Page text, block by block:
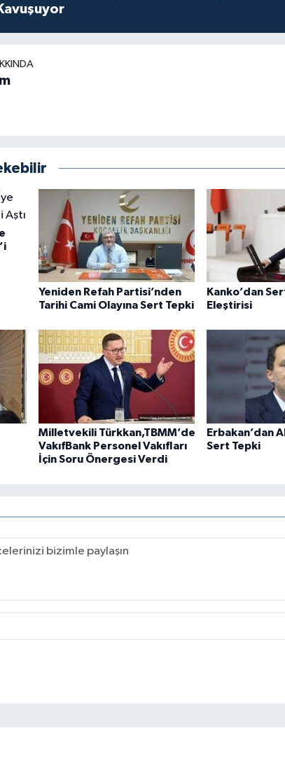
Yeniden Refah Partisi’nden
Tarihi Cami Olayına Sert Tepki
Kanko’dan
Eleştirisi
Milletvekili Türkkan,TBMM’de
VakıfBank Personel Vakıfları
İçin Soru Önergesi Verdi
Erbakan’dan
Sert Tepki